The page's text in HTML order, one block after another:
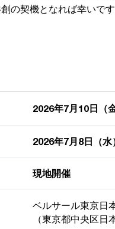
の契機となれば幸いです
2026年7月10日（
2026年7月8日（水
現地開催
ベルサール東京日
（東京都中央区日